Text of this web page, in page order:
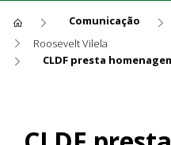
Comunicação
Roosevelt Vilela